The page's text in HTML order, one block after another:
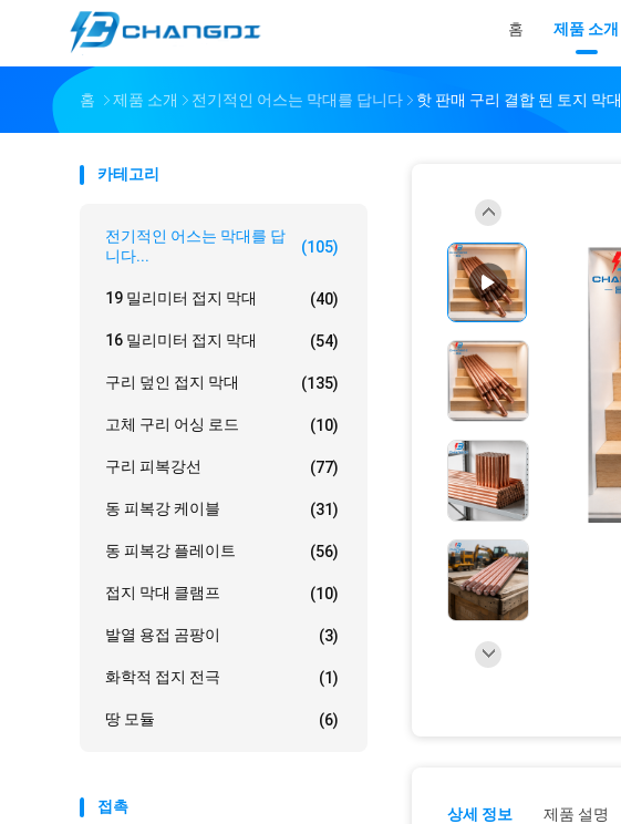
홈 제품 소개
홈 제품 소개 전기적인 어스는 막대를 답니다 핫 판매 구리 결합 된 토지 막대
카테고리
전기적인 어스는 막대를 답
니다...
(105)
19 밀리미터 접지 막대 (40)
16 밀리미터 접지 막대 (54)
구리 덮인 접지 막대 (135)
고체 구리 어싱 로드 (10)
구리 피복강선 (77)
동 피복강 케이블 (31)
동 피복강 플레이트 (56)
접지 막대 클램프 (10)
발열 용접 곰팡이 (3)
화학적 접지 전극 (1)
땅 모듈 (6)
접촉 상세 정보 제품 설명